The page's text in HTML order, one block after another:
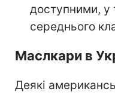
доступними, у
середнього
Маслкари в
Деякі